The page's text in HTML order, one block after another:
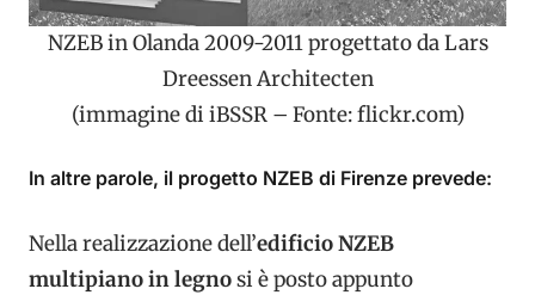
NZEB in Olanda 2009-2011 progettato da Lars
Dreessen Architecten
(immagine di iBSSR – Fonte: flickr.com)
In altre parole, il progetto NZEB di Firenze prevede:
Nella realizzazione dell’edificio NZEB
multipiano in legnosi è posto appunto